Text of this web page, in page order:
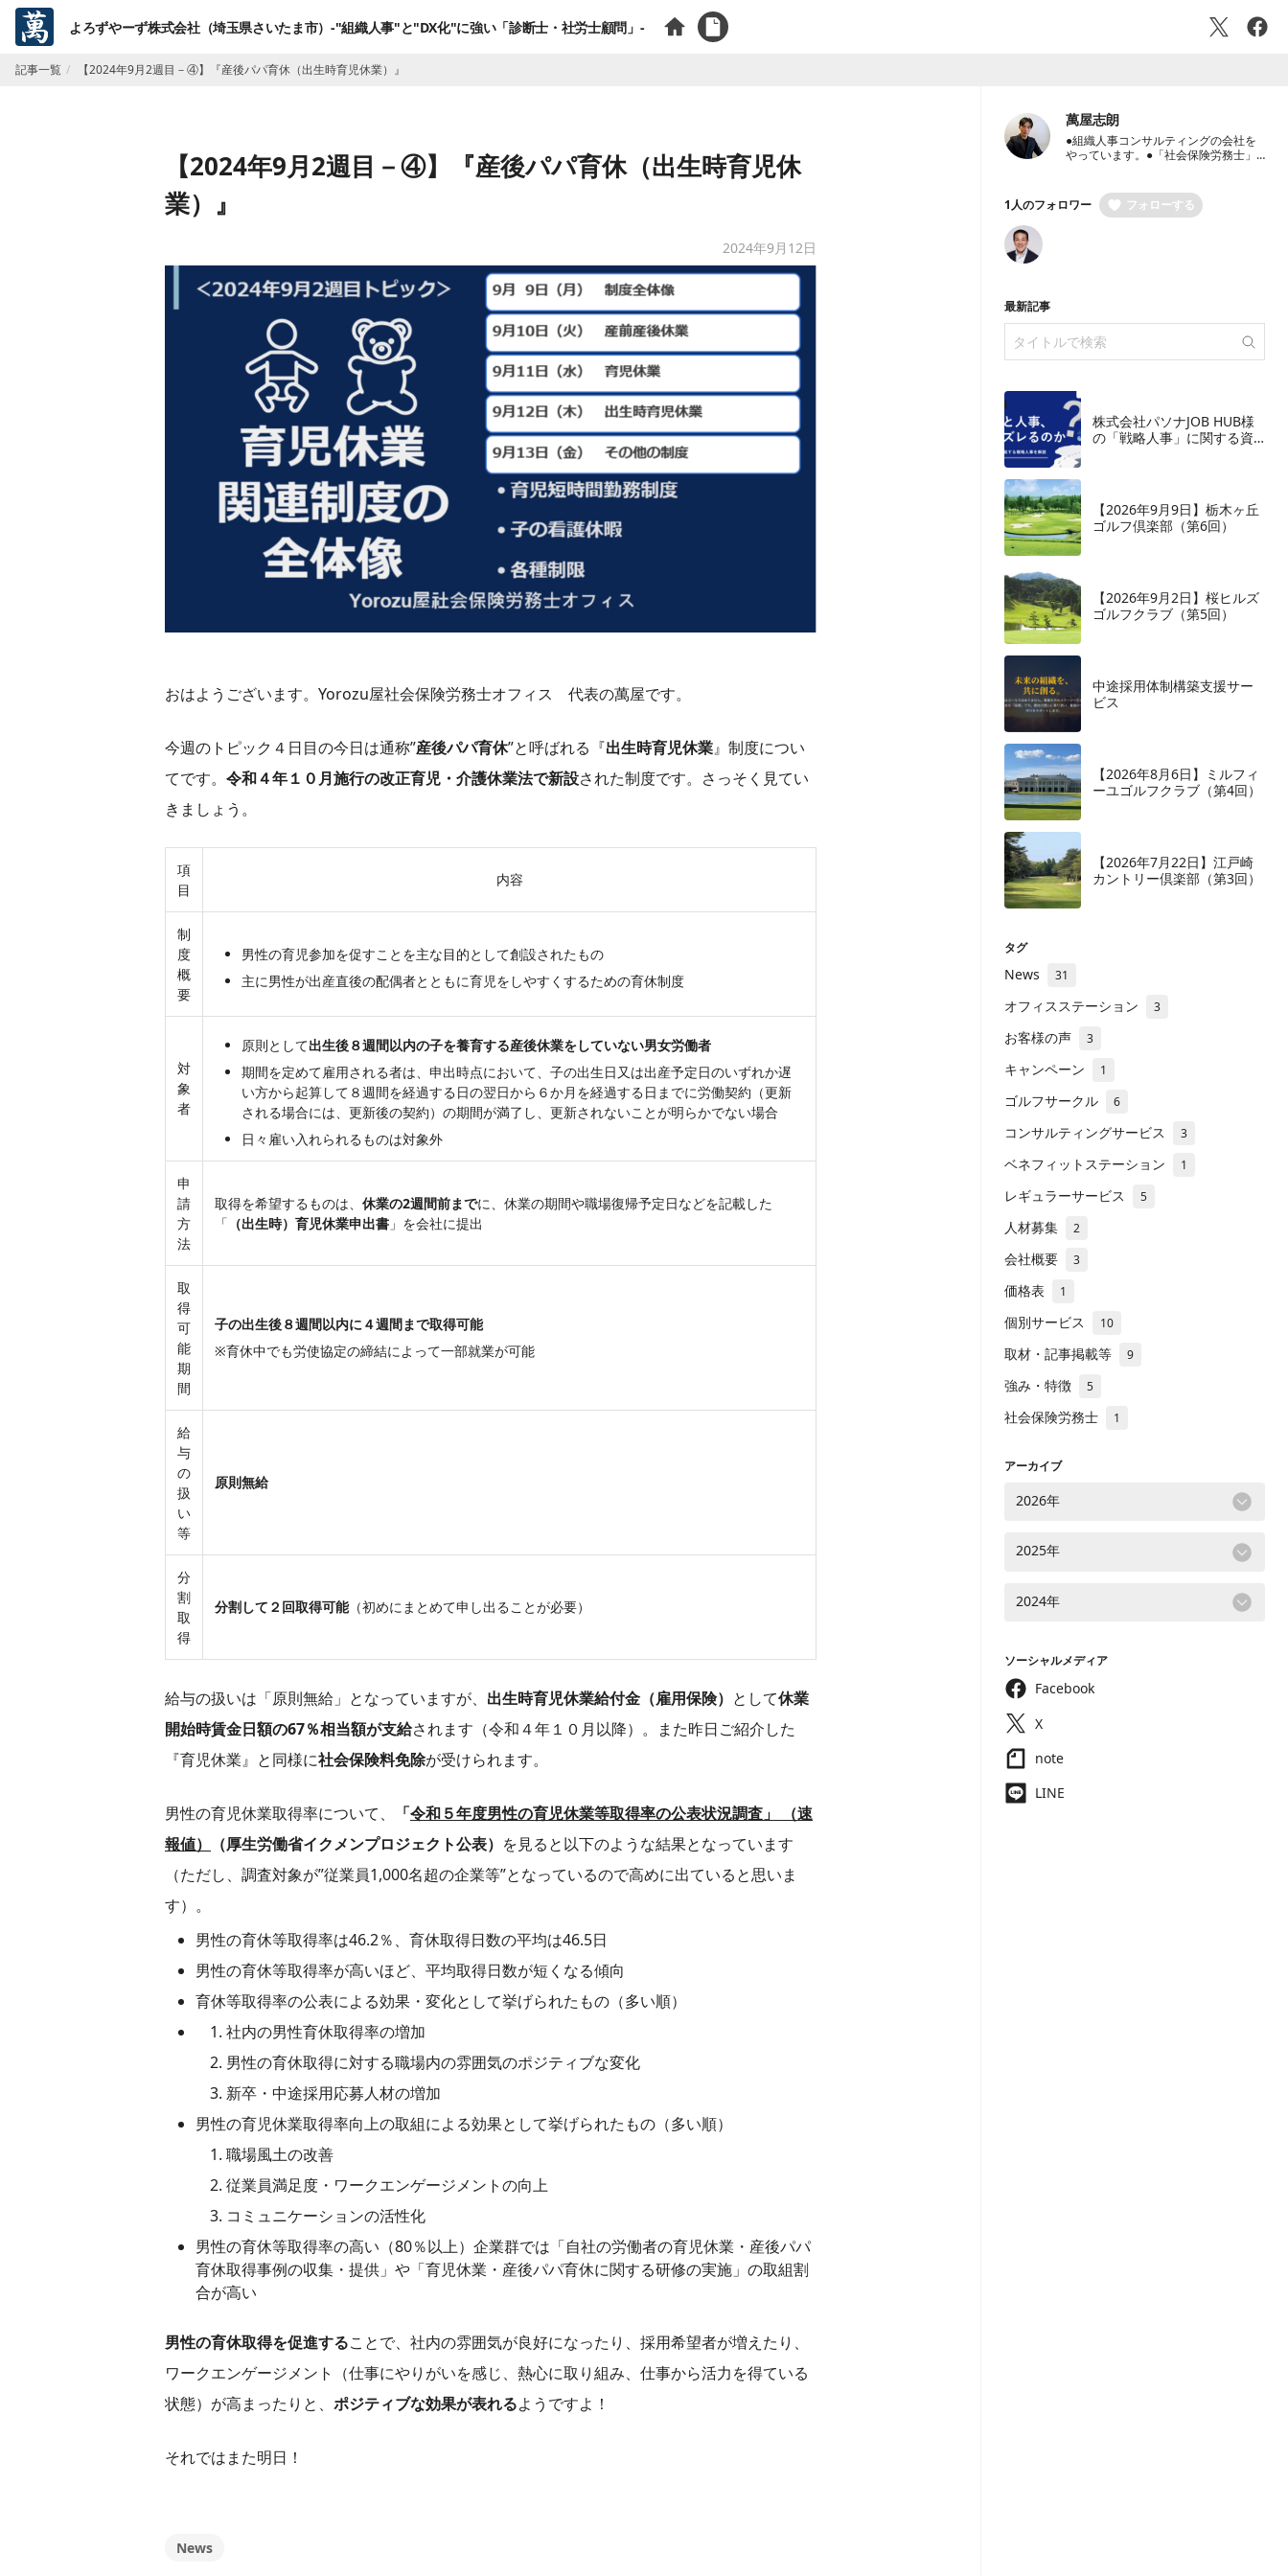
よろずやーず株式会社（埼玉県さいたま市）-"組織人事"と"DX化"に強い「診断士・社労士顧問」-
記事一覧 【2024年9月2週目－④】『産後パパ育休（出生時育児休業）』
【2024年9月2週目－④】『産後パパ育休（出生時育児休
業）』
2024年9月12日
おはようございます。Yorozu屋社会保険労務士オフィス 代表の萬屋です。
今週のトピック４日目の今日は通称”産後パパ育休”と呼ばれる『出生時育児休業』制度につい
てです。 令和４年１０月施行の改正育児・介護休業法で新設された制度です。さっそく見てい
きましょう。
項
目
内容
制
度
概
要
男性の育児参加を促すことを主な目的として創設されたもの
主に男性が出産直後の配偶者とともに育児をしやすくするための育休制度
対
象
者
原則として出生後８週間以内の子を養育する産後休業をしていない男女労働者
期間を定めて雇用される者は、申出時点において、子の出生日又は出産予定日のいずれか遅
い方から起算して８週間を経過する日の翌日から６か月を経過する日までに労働契約（更新
される場合には、更新後の契約）の期間が満了し、更新されないことが明らかでない場合
日々雇い入れられるものは対象外
申
請
方
法
取得を希望するものは、 休業の2週間前までに、休業の期間や職場復帰予定日などを記載した
「 （出生時）育児休業申出書 」を会社に提出
取
得
可
能
期
間
子の出生後８週間以内に４週間まで取得可能
※育休中でも労使協定の締結によって一部就業が可能
給
与
の
扱
い
等
原則無給
分
割
取
得
分割して２回取得可能（初めにまとめて申し出ることが必要）
給与の扱いは「原則無給」となっていますが、 出生時育児休業給付金（雇用保険） として休業
開始時賃金日額の67％相当額が支給されます（令和４年１０月以降）。また昨日ご紹介した
『育児休業』と同様に社会保険料免除が受けられます。
男性の育児休業取得率について、 「令和５年度男性の育児休業等取得率の公表状況調査」 （速
報値）
（厚生労働省イクメンプロジェクト公表） を見ると以下のような結果となっています
（ただし、調査対象が”従業員1,000名超の企業等”となっているので高めに出ていると思いま
す）。
男性の育休等取得率は46.2％、育休取得日数の平均は46.5日
男性の育休等取得率が高いほど、平均取得日数が短くなる傾向
育休等取得率の公表による効果・変化として挙げられたもの（多い順）
社内の男性育休取得率の増加
男性の育休取得に対する職場内の雰囲気のポジティブな変化
新卒・中途採用応募人材の増加
男性の育児休業取得率向上の取組による効果として挙げられたもの（多い順）
職場風土の改善
従業員満足度・ワークエンゲージメントの向上
コミュニケーションの活性化
男性の育休等取得率の高い（80％以上）企業群では「自社の労働者の育児休業・産後パパ
育休取得事例の収集・提供」や「育児休業・産後パパ育休に関する研修の実施」の取組割
合が高い
男性の育休取得を促進することで、社内の雰囲気が良好になったり、採用希望者が増えたり、
ワークエンゲージメント（仕事にやりがいを感じ、熱心に取り組み、仕事から活力を得ている
状態）が高まったりと、 ポジティブな効果が表れるようですよ！
それではまた明日！
News
萬屋志朗
●組織人事コンサルティングの会社を
やっています。●「社会保険労務士」
保有●経営者のパートナーとして、経
営戦略・人事戦略のご相談から労働社
1人のフォロワー フォローする
最新記事
株式会社パソナJOB HUB様
の「戦略人事」に関する資
【2026年9月9日】栃木ヶ丘
ゴルフ倶楽部（第6回）
【2026年9月2日】桜ヒルズ
ゴルフクラブ（第5回）
中途採用体制構築支援サー
ビス
【2026年8月6日】ミルフィ
ーユゴルフクラブ（第4回）
【2026年7月22日】江戸崎
カントリー倶楽部（第3回）
タグ
News 31
オフィスステーション 3
お客様の声 3
キャンペーン 1
ゴルフサークル 6
コンサルティングサービス 3
ベネフィットステーション 1
レギュラーサービス 5
人材募集 2
会社概要 3
価格表 1
個別サービス 10
取材・記事掲載等 9
強み・特徴 5
社会保険労務士 1
アーカイブ
2026年
2025年
2024年
ソーシャルメディア
Facebook
X
note
LINE